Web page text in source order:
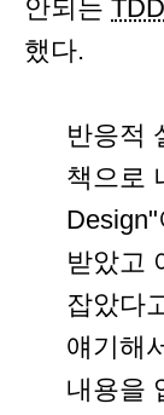
안되는
했다.
반응적
책으로
받았고
잡았다
얘기해
내용을